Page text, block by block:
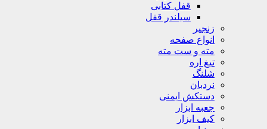
قفل کتابی
سیلندر قفل
زنجیر
انواع صفحه
مته و ست مته
تیغ اره
شلنگ
نردبان
دستکش ایمنی
جعبه ابزار
کیف ابزار